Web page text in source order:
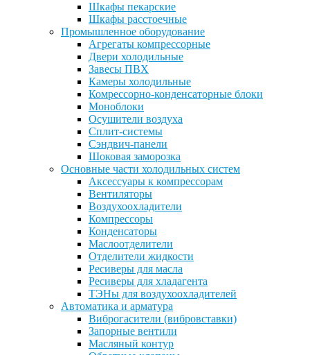
Шкафы пекарские
Шкафы расстоечные
Промышленное оборудование
Агрегаты компрессорные
Двери холодильные
Завесы ПВХ
Камеры холодильные
Комрессорно-конденсаторные блоки
Моноблоки
Осушители воздуха
Сплит-системы
Сэндвич-панели
Шоковая заморозка
Основные части холодильных систем
Аксессуары к компрессорам
Вентиляторы
Воздухоохладители
Компрессоры
Конденсаторы
Маслоотделители
Отделители жидкости
Ресиверы для масла
Ресиверы для хладагента
ТЭНы для воздухоохладителей
Автоматика и арматура
Виброгасители (вибровставки)
Запорные вентили
Масляный контур